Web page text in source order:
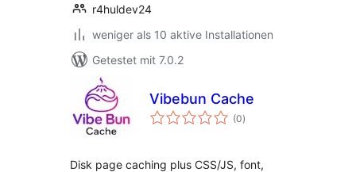
r4huldev24
weniger als 10 aktive Installationen
Getestet mit 7.0.2
Vibebun Cache
(0Bewertungen
insgesamt
)
Disk page caching plus CSS/JS, font,